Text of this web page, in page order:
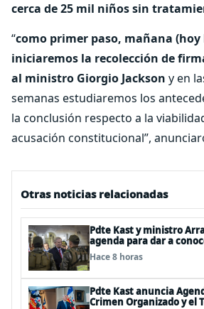
cerca de 25 mil niños sin
“como primer paso, mañana (hoy
iniciaremos la recolección de
al ministro Giorgio Jackson y en
semanas estudiaremos los
la conclusión respecto a la
acusación constitucional”,
Otras noticias relacionadas
Pdte Kast y ministro
agenda para dar a
Hace 8 horas
Pdte Kast anuncia
Crimen Organizado y el